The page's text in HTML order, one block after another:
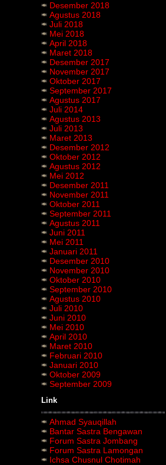
Desember 2018
Agustus 2018
Juli 2018
Mei 2018
April 2018
Maret 2018
Desember 2017
November 2017
Oktober 2017
September 2017
Agustus 2017
Juli 2014
Agustus 2013
Juli 2013
Maret 2013
Desember 2012
Oktober 2012
Agustus 2012
Mei 2012
Desember 2011
November 2011
Oktober 2011
September 2011
Agustus 2011
Juni 2011
Mei 2011
Januari 2011
Desember 2010
November 2010
Oktober 2010
September 2010
Agustus 2010
Juli 2010
Juni 2010
Mei 2010
April 2010
Maret 2010
Februari 2010
Januari 2010
Oktober 2009
September 2009
Link
Ahmad Syauqillah
Bantar Sastra Bengawan
Forum Sastra Jombang
Forum Sastra Lamongan
Ichsa Chusnul Chotimah